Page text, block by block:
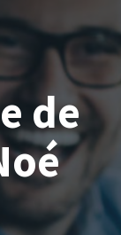
de